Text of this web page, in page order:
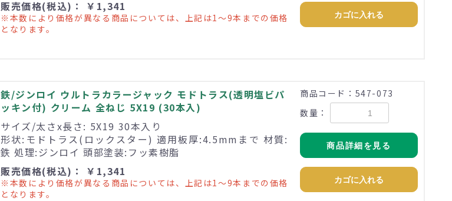
販売価格(税込)： ￥1,341
※本数により価格が異なる商品については、上記は1～9本までの価格
となります。
カゴに入れる
鉄/ジンロイ ウルトラカラージャック モドトラス(透明塩ビパ
ッキン付) クリーム 全ねじ 5X19 (30本入)
サイズ/太さx長さ: 5X19 30本入り
形状:モドトラス(ロックスター) 適用板厚:4.5mmまで 材質:
鉄 処理:ジンロイ 頭部塗装:フッ素樹脂
販売価格(税込)： ￥1,341
※本数により価格が異なる商品については、上記は1～9本までの価格
となります。
商品コード：547-073
数量：
商品詳細を見る
カゴに入れる